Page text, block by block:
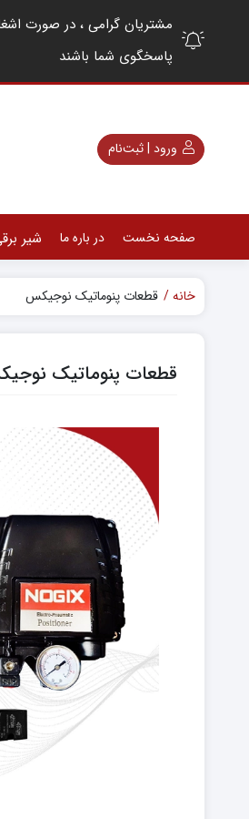
پاسخگوی شما باشند
ورود | ثبت‌نام
صفحه نخست در باره ما شیر
خانه قطعات پنوماتیک نوجیکس
قطعات پنوماتیک